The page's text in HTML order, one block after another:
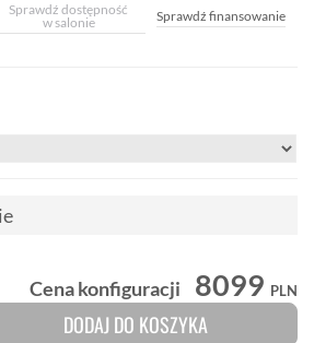
Sprawdź dostępność
w salonie
Sprawdź finansowanie
Cena konfiguracji 8099 PLN
DODAJ DO KOSZYKA